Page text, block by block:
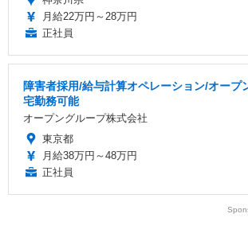
月給22万円～28万円
正社員
障害者採用/給与計算オペレーション/オープ
宅勤務可能
オープングループ株式会社
東京都
月給38万円～48万円
正社員